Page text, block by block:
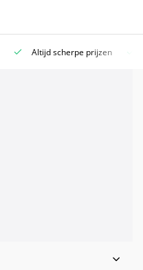
Altijd scherpe prijzen